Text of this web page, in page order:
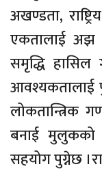
अखण्डता,
एकतालाई अझ
समृद्धि हासिल
आवश्यकतालाई
लोकतान्त्रिक
बनाई मुलुकको
सहयोग पुग्नेछ